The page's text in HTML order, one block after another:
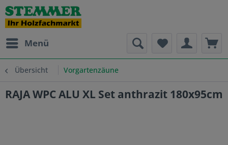
Menü
Übersicht Vorgartenzäune
RAJA WPC ALU XL Set anthrazit 180x95cm